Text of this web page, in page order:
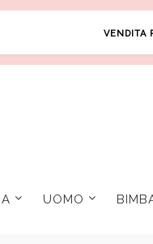
VENDITA
UOMO